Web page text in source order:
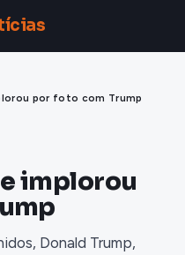
por foto com Trump
implorou
Donald Trump,